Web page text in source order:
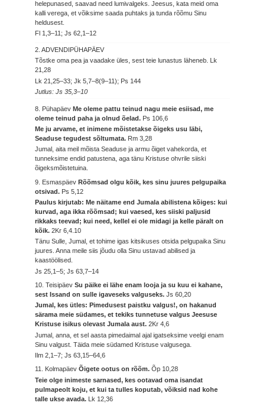
helepunased, saavad need lumivalgeks. Jeesus, kata meid oma
kalli verega, et võiksime saada puhtaks ja tunda rõõmu Sinu
heldusest.
Fl 1,3–11; Js 62,1–12
2. ADVENDIPÜHAPÄEV
Tõstke oma pea ja vaadake üles, sest teie lunastus läheneb. Lk
21,28
Lk 21,25–33; Jk 5,7–8(9–11); Ps 144
Jutlus: Js 35,3–10
8. PühapäevMe oleme pattu teinud nagu meie esiisad, me
oleme teinud paha ja olnud õelad. Ps 106,6
Me ju arvame, et inimene mõistetakse õigeks usu läbi,
Seaduse tegudest sõltumata. Rm 3,28
Jumal, aita meil mõista Seaduse ja armu õiget vahekorda, et
tunneksime endid patustena, aga tänu Kristuse ohvrile siiski
õigeksmõistetuina.
9. EsmaspäevRõõmsad olgu kõik, kes sinu juures pelgupaika
otsivad. Ps 5,12
Paulus kirjutab: Me näitame end Jumala abilistena kõiges: kui
kurvad, aga ikka rõõmsad; kui vaesed, kes siiski paljusid
rikkaks teevad; kui need, kellel ei ole midagi ja kelle päralt on
kõik.2Kr 6,4.10
Tänu Sulle, Jumal, et tohime igas kitsikuses otsida pelgupaika Sinu
juures. Anna meile siis jõudu olla Sinu ustavad abilised ja
kaastöölised.
Js 25,1–5; Js 63,7–14
10. TeisipäevSu päike ei lähe enam looja ja su kuu ei kahane,
sest Issand on sulle igaveseks valguseks.Js 60,20
Jumal, kes ütles: Pimedusest paistku valgus!, on hakanud
särama meie südames, et tekiks tunnetuse valgus Jeesuse
Kristuse isikus olevast Jumala aust.2Kr 4,6
Jumal, anna, et sel aasta pimedaimal ajal igatseksime veelgi enam
Sinu valgust. Täida meie südamed Kristuse valgusega.
Ilm 2,1–7; Js 63,15–64,6
11. KolmapäevÕigete ootus on rõõm.Õp 10,28
Teie olge inimeste sarnased, kes ootavad oma isandat
pulmapeolt koju, et kui ta tulles koputab, võiksid nad kohe
talle ukse avada. Lk 12,36